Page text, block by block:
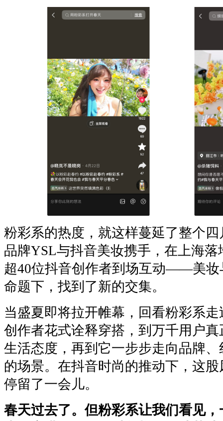
粉彩系的热度，就这样蔓延了整个
品牌YSL与抖音美妆携手，在上海落
超40位抖音创作者到场互动——美妆
命题下，找到了新的交集。
当盛夏即将拉开帷幕，回看粉彩系
创作者花式诠释穿搭，到万千用户
生活态度，再到它一步步走向品牌
的场景。在抖音时尚的推动下，这
停留了一会儿。
春天过去了。但粉彩系让我们看见